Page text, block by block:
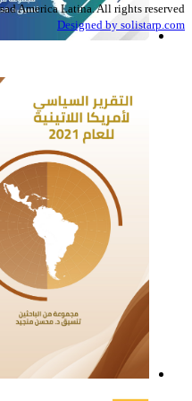
America Latina. All rights reserved.
Designed by solistarp.com